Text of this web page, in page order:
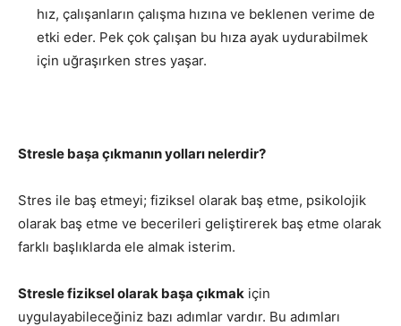
hız, çalışanların çalışma hızına ve beklenen verime de
etki eder. Pek çok çalışan bu hıza ayak uydurabilmek
için uğraşırken stres yaşar.
Stresle başa çıkmanın yolları nelerdir?
Stres ile baş etmeyi; fiziksel olarak baş etme, psikolojik
olarak baş etme ve becerileri geliştirerek baş etme olarak
farklı başlıklarda ele almak isterim.
Stresle fiziksel olarak başa çıkmak için
uygulayabileceğiniz bazı adımlar vardır. Bu adımları